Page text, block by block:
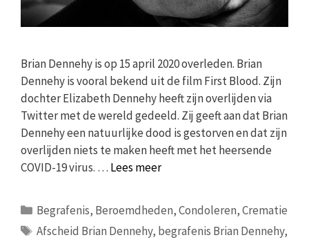
Brian Dennehy is op 15 april 2020 overleden. Brian
Dennehy is vooral bekend uit de film First Blood. Zijn
dochter Elizabeth Dennehy heeft zijn overlijden via
Twitter met de wereld gedeeld. Zij geeft aan dat Brian
Dennehy een natuurlijke dood is gestorven en dat zijn
overlijden niets te maken heeft met het heersende
COVID-19 virus. … Lees meer
Categorieën
Begrafenis, Beroemdheden,Condoleren,Crematie
Tags
Afscheid Brian Dennehy, begrafenis Brian Dennehy,